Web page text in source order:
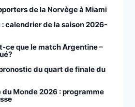
de la Norvège à Miami
calendrier de la saison 2026-
ce que le match Argentine –
du quart de finale du
du Monde 2026 : programme